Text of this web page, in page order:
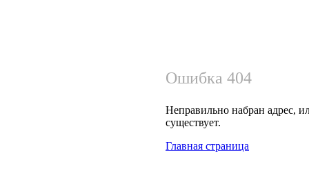
Ошибка 404
Неправильно набран адрес,
существует.
Главная страница